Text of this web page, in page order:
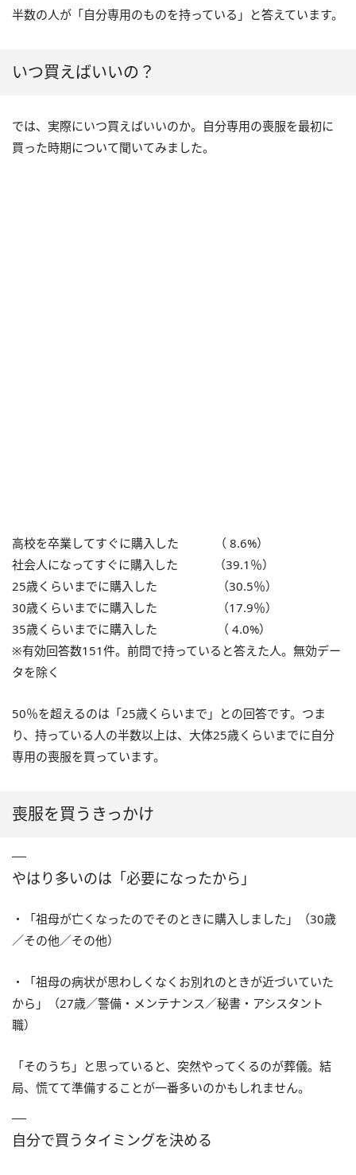
半数の人が「自分専用のものを持っている」と答えています。
いつ買えばいいの？
では、実際にいつ買えばいいのか。自分専用の喪服を最初に
買った時期について聞いてみました。
高校を卒業してすぐに購入した （ 8.6%）
社会人になってすぐに購入した （39.1％）
25歳くらいまでに購入した （30.5％）
30歳くらいまでに購入した （17.9％）
35歳くらいまでに購入した （ 4.0%）
※有効回答数151件。前問で持っていると答えた人。無効デー
タを除く
50％を超えるのは「25歳くらいまで」との回答です。つま
り、持っている人の半数以上は、大体25歳くらいまでに自分
専用の喪服を買っています。
喪服を買うきっかけ
やはり多いのは「必要になったから」
・「祖母が亡くなったのでそのときに購入しました」（30歳
／その他／その他）
・「祖母の病状が思わしくなくお別れのときが近づいていた
から」（27歳／警備・メンテナンス／秘書・アシスタント
職）
「そのうち」と思っていると、突然やってくるのが葬儀。結
局、慌てて準備することが一番多いのかもしれません。
自分で買うタイミングを決める